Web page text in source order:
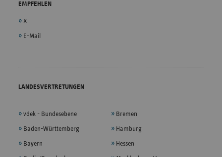
EMPFEHLEN
X
E-Mail
LANDESVERTRETUNGEN
vdek - Bundesebene
Baden-Württemberg
Bayern
Bremen
Hamburg
Hessen